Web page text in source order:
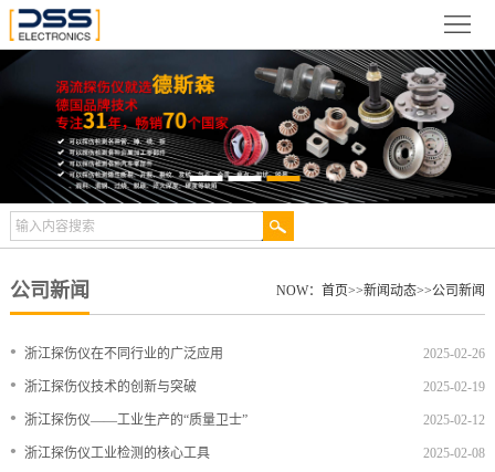
斯
动
态
品
展
检
测
合
伙
频
技
公司新闻 NOW：首页>>新闻动态>>公司新闻
2025-02-26
• 浙江探伤仪在不同行业的广泛应用
2025-02-19
• 浙江探伤仪技术的创新与突破
2025-02-12
• 浙江探伤仪——工业生产的“质量卫士”
2025-02-08
• 浙江探伤仪工业检测的核心工具